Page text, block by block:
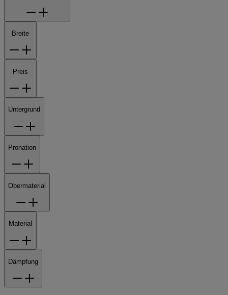
Breite
Preis
Untergrund
Pronation
Obermaterial
Material
Dämpfung